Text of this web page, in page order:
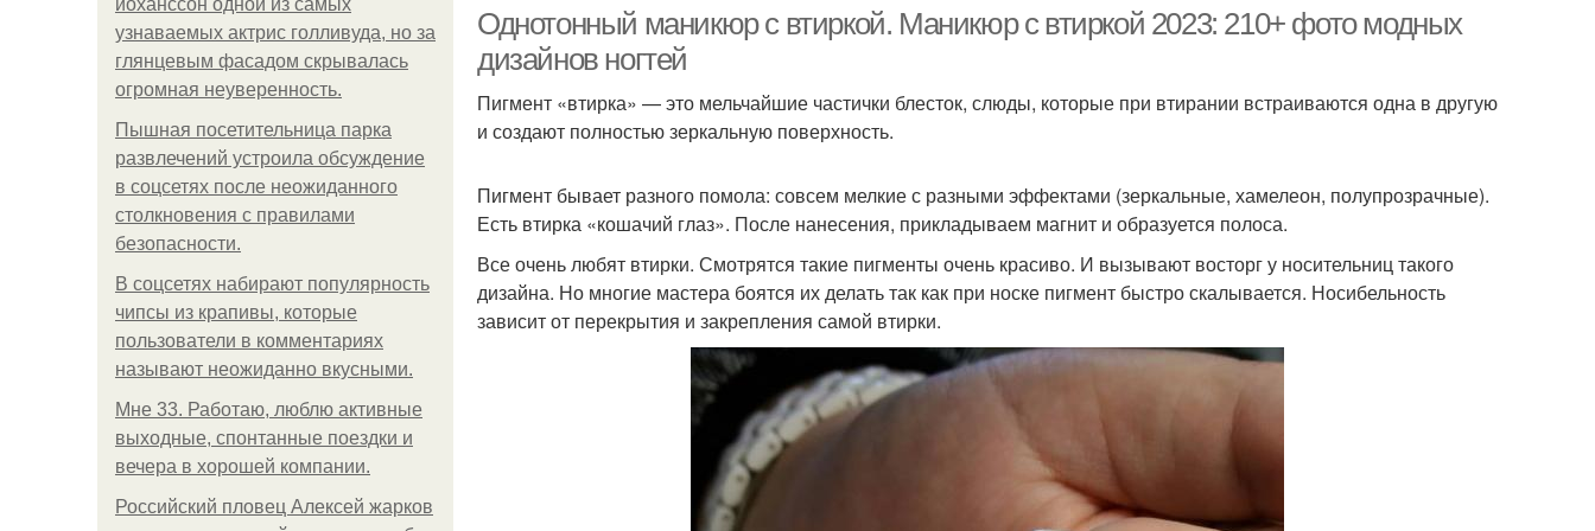
йоханссон одной из самых
узнаваемых актрис голливуда, но за
глянцевым фасадом скрывалась
огромная неуверенность.
Пышная посетительница парка
развлечений устроила обсуждение
в соцсетях после неожиданного
столкновения с правилами
безопасности.
В соцсетях набирают популярность
чипсы из крапивы, которые
пользователи в комментариях
называют неожиданно вкусными.
Мне 33. Работаю, люблю активные
выходные, спонтанные поездки и
вечера в хорошей компании.
Российский пловец Алексей жарков
маникюр втиркой
Маникюр с втиранием Зеркальный маникюр Матовый маникюр Мраморный маникюр
Однотонный маникюр с втиркой. Маникюр с втиркой 2023: 210+ фото модных
дизайнов ногтей
Пигмент «втирка» — это мельчайшие частички блесток, слюды, которые при втирании встраиваются одна в другую
и создают полностью зеркальную поверхность.
Пигмент бывает разного помола: совсем мелкие с разными эффектами (зеркальные, хамелеон, полупрозрачные).
Есть втирка «кошачий глаз». После нанесения, прикладываем магнит и образуется полоса.
Все очень любят втирки. Смотрятся такие пигменты очень красиво. И вызывают восторг у носительниц такого
дизайна. Но многие мастера боятся их делать так как при носке пигмент быстро скалывается. Носибельность
зависит от перекрытия и закрепления самой втирки.